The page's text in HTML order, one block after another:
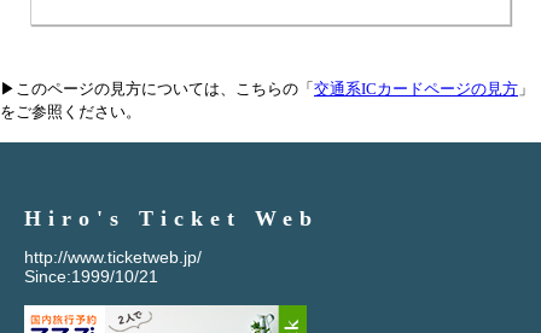
▶このページの見方については、こちらの「 交通系ICカードページの見方 」
をご参照ください。
Hiro's Ticket Web
http://www.ticketweb.jp/
Since:1999/10/21